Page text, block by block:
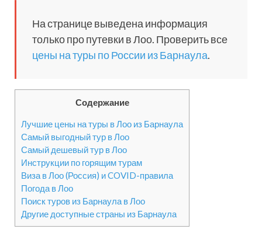
На странице выведена информация
только про путевки в Лоо. Проверить все
цены на туры по России из Барнаула.
Содержание
Лучшие цены на туры в Лоо из Барнаула
Самый выгодный тур в Лоо
Самый дешевый тур в Лоо
Инструкции по горящим турам
Виза в Лоо (Россия) и COVID-правила
Погода в Лоо
Поиск туров из Барнаула в Лоо
Другие доступные страны из Барнаула